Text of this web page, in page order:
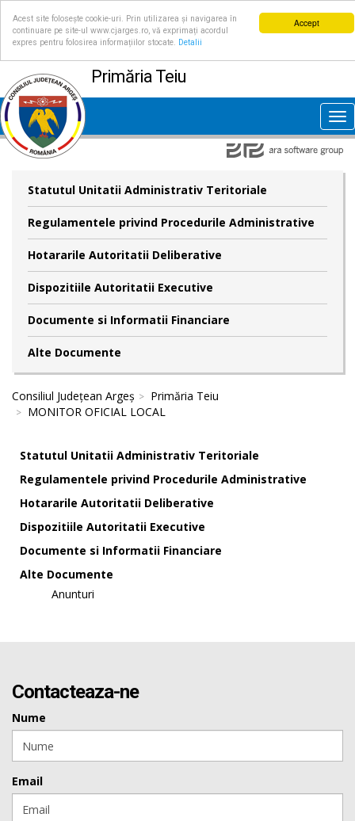
Accept
Acest site folosește cookie-uri. Prin utilizarea și navigarea în
continuare pe site-ul www.cjarges.ro, vă exprimați acordul
expres pentru folosirea informațiilor stocate.
Detalii
Primăria Teiu
Statutul Unitatii Administrativ Teritoriale
Regulamentele privind Procedurile Administrative
Hotararile Autoritatii Deliberative
Dispozitiile Autoritatii Executive
Documente si Informatii Financiare
Alte Documente
Consiliul Județean Argeș
Primăria Teiu
MONITOR OFICIAL LOCAL
Statutul Unitatii Administrativ Teritoriale
Regulamentele privind Procedurile Administrative
Hotararile Autoritatii Deliberative
Dispozitiile Autoritatii Executive
Documente si Informatii Financiare
Alte Documente
Anunturi
Contacteaza-ne
Nume
Email